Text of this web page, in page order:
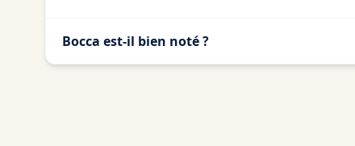
Bocca est-il bien noté ?